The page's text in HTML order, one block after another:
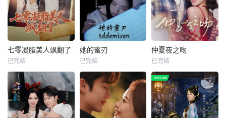
七零凝脂美人飒翻了
已完结
她的蜜刃
已完结
仲夏夜之吻
已完结